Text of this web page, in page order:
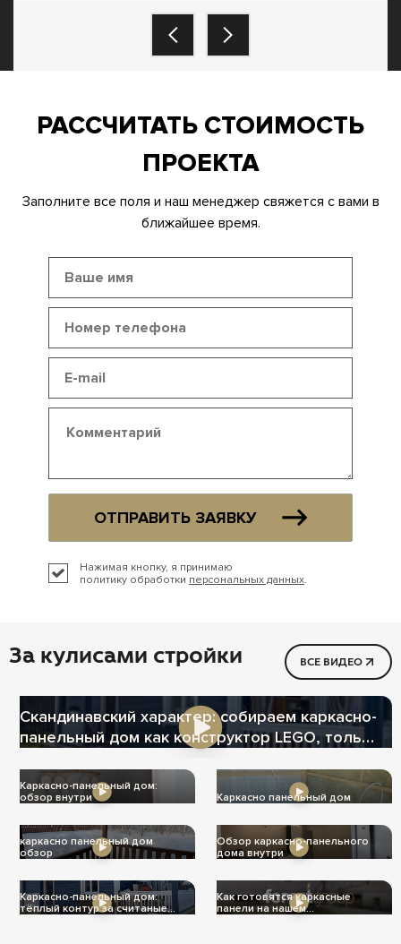
РАССЧИТАТЬ СТОИМОСТЬ
ПРОЕКТА
Заполните все поля и наш менеджер свяжется с вами в
ближайшее время.
ОТПРАВИТЬ ЗАЯВКУ
Нажимая кнопку, я принимаю
политику обработки персональных данных.
За кулисами стройки ВСЕ ВИДЕО
Скандинавский характер: собираем каркасно-
панельный дом как конструктор LEGO, только
Каркасно-панельный дом:
обзор внутри
Каркасно панельный дом
каркасно панельный дом
обзор
Обзор каркасно-панельного
дома внутри
Каркасно-панельный дом:
тёплый контур за считаные
Как готовятся каркасные
панели на нашем